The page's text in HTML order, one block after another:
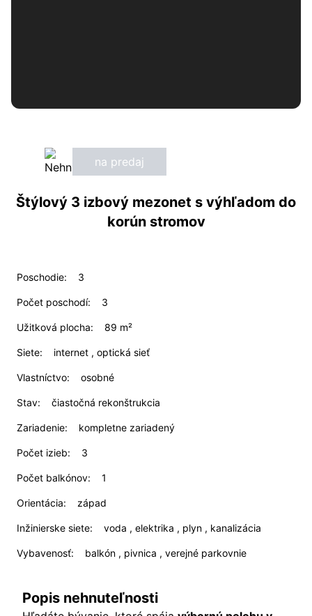
na predaj
Štýlový 3 izbový mezonet s výhľadom do
korún stromov
Poschodie: 3
Počet poschodí: 3
Užitková plocha: 89 m²
Siete: internet , optická sieť
Vlastníctvo: osobné
Stav: čiastočná rekonštrukcia
Zariadenie: kompletne zariadený
Počet izieb: 3
Počet balkónov: 1
Orientácia: západ
Inžinierske siete: voda , elektrika , plyn , kanalizácia
Vybavenosť: balkón , pivnica , verejné parkovnie
Popis nehnuteľnosti